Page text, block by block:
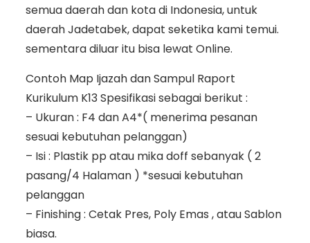
semua daerah dan kota di Indonesia, untuk
daerah Jadetabek, dapat seketika kami temui.
sementara diluar itu bisa lewat Online.
Contoh Map Ijazah dan Sampul Raport
Kurikulum K13 Spesifikasi sebagai berikut :
– Ukuran : F4 dan A4*( menerima pesanan
sesuai kebutuhan pelanggan)
– Isi : Plastik pp atau mika doff sebanyak ( 2
pasang/4 Halaman ) *sesuai kebutuhan
pelanggan
– Finishing : Cetak Pres, Poly Emas , atau Sablon
biasa.